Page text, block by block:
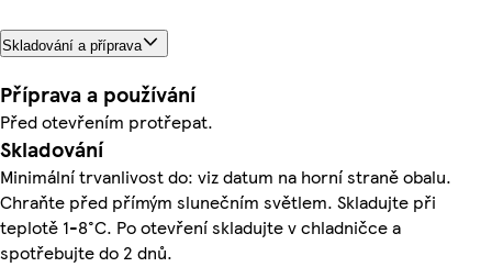
Skladování a příprava
Příprava a používání
Před otevřením protřepat.
Skladování
Minimální trvanlivost do: viz datum na horní straně obalu.
Chraňte před přímým slunečním světlem. Skladujte při
teplotě 1-8°C. Po otevření skladujte v chladničce a
spotřebujte do 2 dnů.